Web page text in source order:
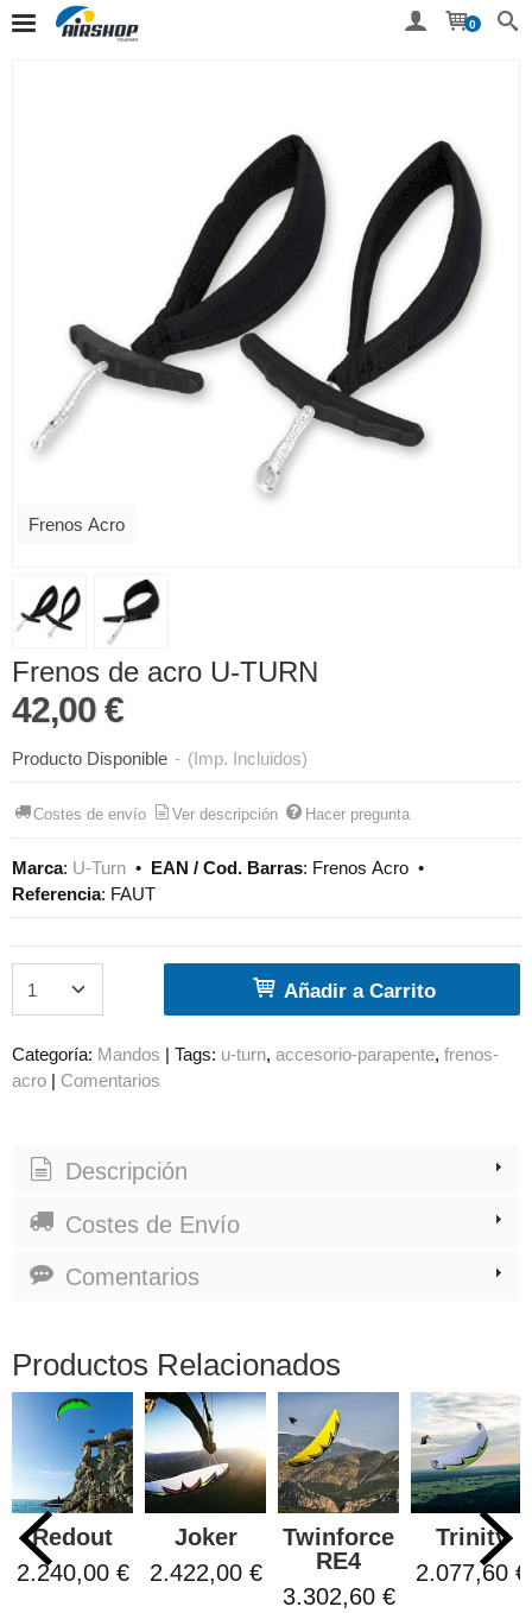
0
Frenos Acro
Frenos de acro U-TURN
42,00 €
Producto Disponible - (Imp. Incluidos)
Costes de envío Ver descripción Hacer pregunta
Marca: U-Turn • EAN / Cod. Barras: Frenos Acro •
Referencia: FAUT
Añadir a Carrito
Categoría: Mandos | Tags: u-turn accesorio-parapente frenos-
acro | Comentarios
Descripción
Costes de Envío
Comentarios
Productos Relacionados
Redout
2.240,00 €
Joker
2.422,00 €
Twinforce
RE4
3.302,60 €
Trinity
2.077,60 €